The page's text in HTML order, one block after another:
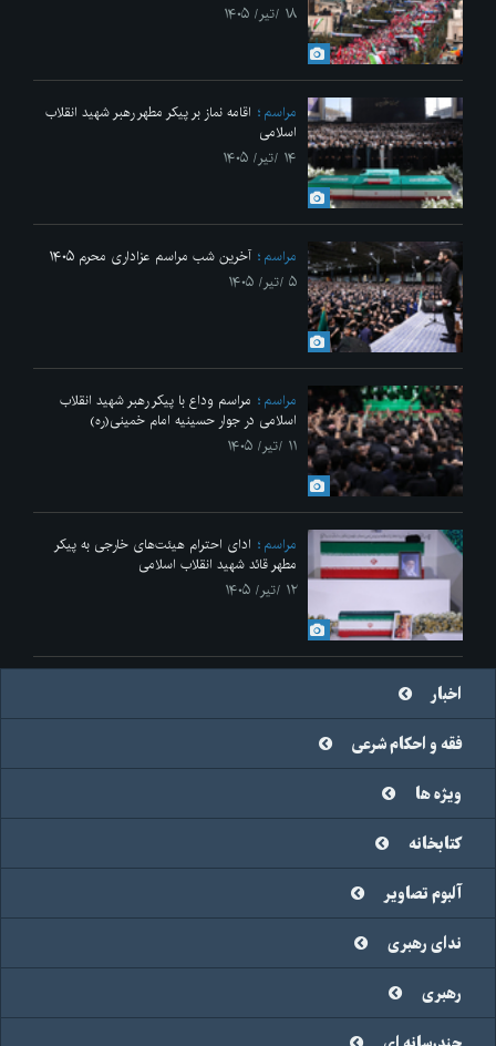
۱۸ /تیر/ ۱۴۰۵
مراسم
اقامه نماز بر پیکر مطهر رهبر شهید انقلاب
اسلامی
۱۴ /تیر/ ۱۴۰۵
مراسم
آخرین شب مراسم عزاداری محرم ۱۴۰۵
۵ /تیر/ ۱۴۰۵
مراسم
مراسم وداع با پیکر رهبر شهید انقلاب
اسلامی در جوار حسینیه امام خمینی(ره)
۱۱ /تیر/ ۱۴۰۵
مراسم
ادای احترام هیئت‌های خارجی به پیکر
مطهر قائد شهید انقلاب اسلامی
۱۲ /تیر/ ۱۴۰۵
اخبار
فقه و احکام شرعی
ویژه ها
کتابخانه
آلبوم تصاویر
ندای رهبری
رهبری